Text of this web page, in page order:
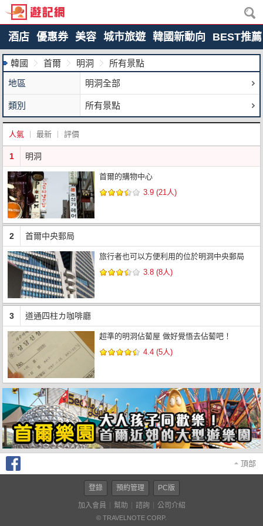
酒店 優惠券 美容 城市旅遊 韓國新動向 BEST推薦
韓國 首爾 明洞
所有景點
地區
明洞全部
類別 所有景點
人氣 最新 評價
1 明洞
首爾的購物中心
3.9 (21人)
2 首爾中央郵局
旅行者也可以方便利用的位於明洞中央郵局
3.8 (8人)
3 道通四柱カ咖啡廳
超準的明洞佔蔔屋 做好覺悟去佔蔔吧！
4.4 (5人)
頂部
登錄 預約管理 PC版
加入會員 幫助 諮詢 公司介紹
© TRAVELNOTE CORP.